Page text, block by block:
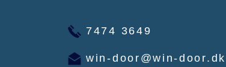
7474 3649
win-door@win-door.dk